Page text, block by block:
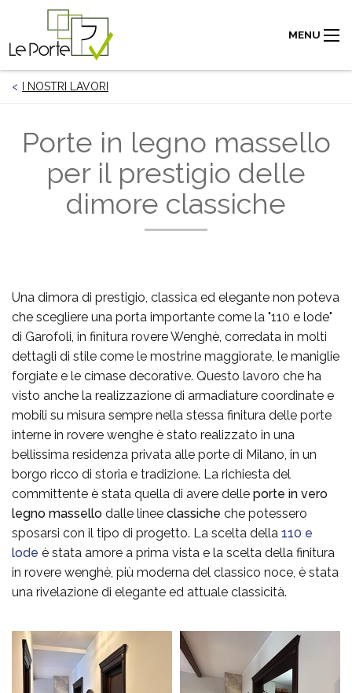
MENU
I NOSTRI LAVORI
Porte in legno massello
per il prestigio delle
dimore classiche
Una dimora di prestigio, classica ed elegante non poteva
che scegliere una porta importante come la "110 e lode"
di Garofoli, in finitura rovere Wenghè, corredata in molti
dettagli di stile come le mostrine maggiorate, le maniglie
forgiate e le cimase decorative. Questo lavoro che ha
visto anche la realizzazione di armadiature coordinate e
mobili su misura sempre nella stessa finitura delle porte
interne in rovere wenghe è stato realizzato in una
bellissima residenza privata alle porte di Milano, in un
borgo ricco di storia e tradizione. La richiesta del
committente è stata quella di avere delle porte in vero
legno massello dalle linee classiche che potessero
sposarsi con il tipo di progetto. La scelta della 110 e
lode è stata amore a prima vista e la scelta della finitura
in rovere wenghè, più moderna del classico noce, è stata
una rivelazione di elegante ed attuale classicità.